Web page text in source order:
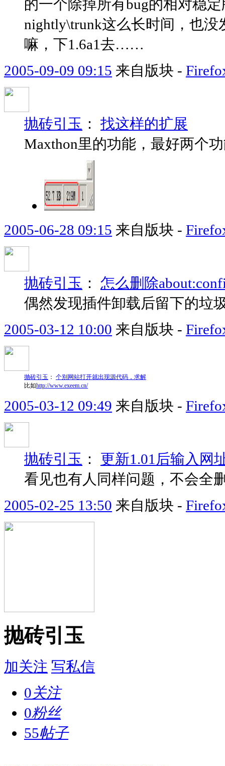
的一个除掉所有bug的相对稳
nightly\trunk这么长时间，也
嘛，下1.6a1去……
2005-09-09 09:15 来自版块 -
抛砖引玉 ： 找这样的扩展
Maxthon里的功能，最好两个
2005-06-28 09:15 来自版块 -
抛砖引玉 ： 怎么删除
偶然发现插件卸载后留下的垃
2005-03-12 10:00 来自版块 -
抛砖引玉 ： 个别网站打开就出现源代码，求解
比如http://www.exeem.cn/
2005-03-12 09:49 来自版块 -
抛砖引玉 ： 更新1.01后输入网
看见也有人同样问题，不会全
2005-02-25 13:50 来自版块 -
抛砖引玉
加关注 写私信
0关注
0粉丝
55帖子